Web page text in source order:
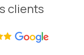
clients